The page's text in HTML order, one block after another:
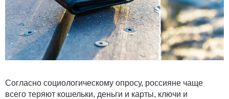
Согласно социологическому опросу, россияне чаще
всего теряют кошельки, деньги и карты, ключи и